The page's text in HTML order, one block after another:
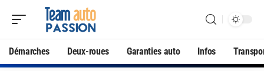
Démarches Deux-roues Garanties auto Infos